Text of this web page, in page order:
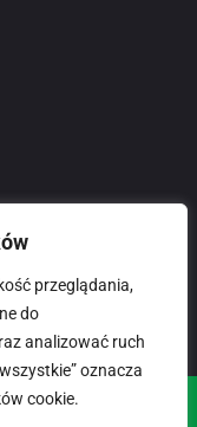
przeglądania,
do
analizować ruch
oznacza
cookie.